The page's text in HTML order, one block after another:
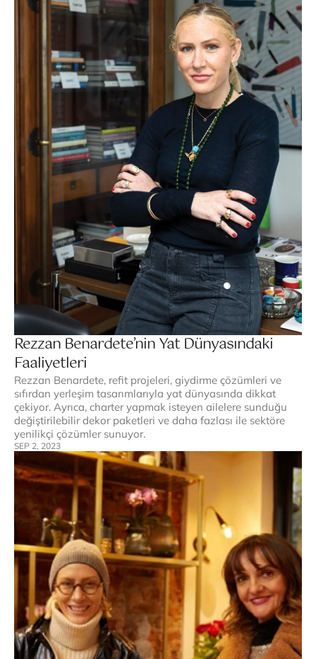
Rezzan Benardete’nin Yat Dünyasındaki
Faaliyetleri
Rezzan Benardete, refit projeleri, giydirme çözümleri ve
sıfırdan yerleşim tasarımlarıyla yat dünyasında dikkat
çekiyor. Ayrıca, charter yapmak isteyen ailelere sunduğu
değiştirilebilir dekor paketleri ve daha fazlası ile sektöre
yenilikçi çözümler sunuyor.
SEP 2, 2023